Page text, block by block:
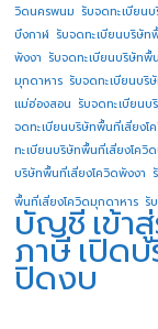
วิดนครพนม รับจดทะเบียน
บึงกาฬ รับจดทะเบียนบริษัท
พังงา รับจดทะเบียนบริษัท
มุกดาหาร รับจดทะเบียนบ
แม่ฮ่องสอน รับจดทะเบียนบ
จดทะเบียนบริษัทพื้นที่เสี่ยงโ
ทะเบียนบริษัทพื้นที่เสี่ยงโควิ
บริษัทพื้นที่เสี่ยงโควิดพังงา
พื้นที่เสี่ยงโควิดมุกดาหาร รั
บัญชี เข้า
ภาษีเปิด
ปิดงบ